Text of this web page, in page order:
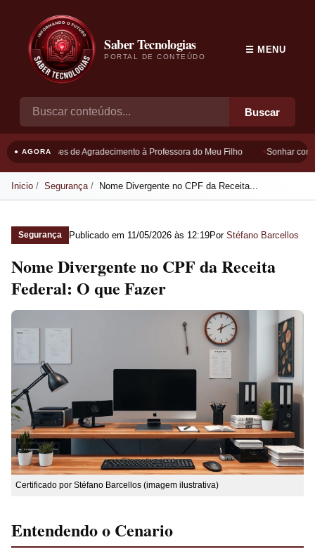
Saber Tecnologias
PORTAL DE CONTEÚDO
Buscar
☰ MENU
● AGORAFrases de Agradecimento à Professora do Meu Filho Sonhar com
Inicio Segurança Nome Divergente no CPF da Receita...
Segurança Publicado em 11/05/2026 às 12:19Por Stéfano Barcellos
Nome Divergente no CPF da Receita
Federal: O que Fazer
Certificado por Stéfano Barcellos (imagem ilustrativa)
Entendendo o Cenario